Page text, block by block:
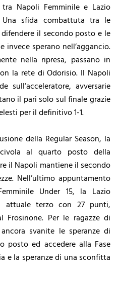
Napoli Femminile e Lazio
sfida combattuta tra le
il secondo posto e le
invece sperano nell’aggancio.
nella ripresa, passano in
la rete di Odorisio. Il Napoli
avversarie
il pari solo sul finale grazie
per il definitivo 1-1.
della Regular Season, la
al quarto posto della
il Napoli mantiene il secondo
Nell’ultimo appuntamento
Under 15, la Lazio
attuale terzo con 27 punti,
Per le ragazze di
svanite le speranze di
posto ed accedere alla Fase
e la speranze di una sconfitta